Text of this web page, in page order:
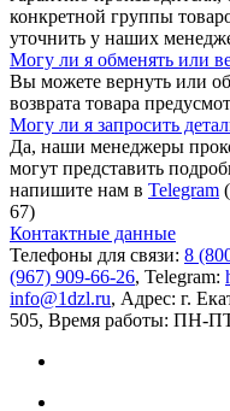
конкретной группы
уточнить у наших
Могу ли я обменять или
Вы можете вернуть или
возврата товара
Могу ли я запросить
Да, наши менеджеры
могут представить
напишите нам в Telegram
67)
Контактные данные
Телефоны для связи: 8
(967) 909-66-26, Telegram:
info@1dzl.ru, Адрес: г.
505, Время работы: ПН-